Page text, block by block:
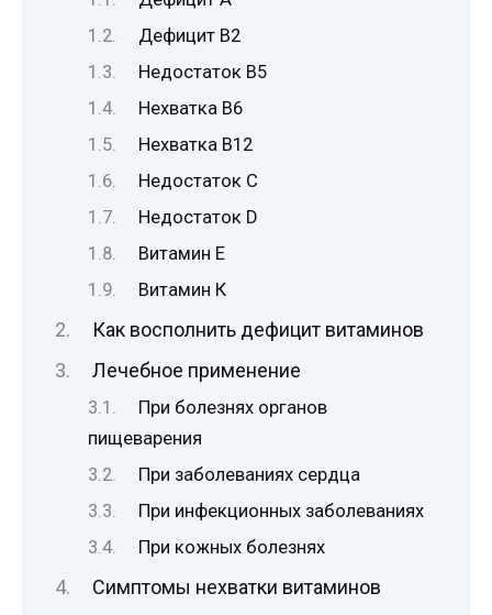
Дефицит B2
Недостаток B5
Нехватка B6
Нехватка В12
Недостаток C
Недостаток D
Витамин Е
Витамин К
Как восполнить дефицит витаминов
Лечебное применение
При болезнях органов
пищеварения
При заболеваниях сердца
При инфекционных заболеваниях
При кожных болезнях
Симптомы нехватки витаминов